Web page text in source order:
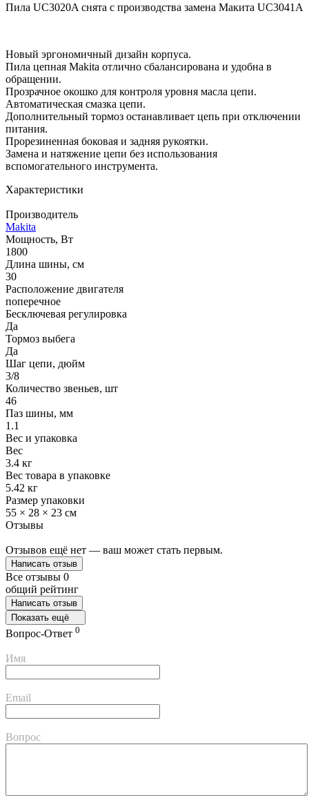
Пила UC3020A снята с производства замена Макита UC3041A
Новый эргономичный дизайн корпуса.
Пила цепная Makita отлично сбалансирована и удобна в
обращении.
Прозрачное окошко для контроля уровня масла цепи.
Автоматическая смазка цепи.
Дополнительный тормоз останавливает цепь при отключении
питания.
Прорезиненная боковая и задняя рукоятки.
Замена и натяжение цепи без использования
вспомогательного инструмента.
Характеристики
Производитель
Makita
Мощность, Вт
1800
Длина шины, см
30
Расположение двигателя
поперечное
Бесключевая регулировка
Да
Тормоз выбега
Да
Шаг цепи, дюйм
3/8
Количество звеньев, шт
46
Паз шины, мм
1.1
Вес и упаковка
Вес
3.4 кг
Вес товара в упаковке
5.42 кг
Размер упаковки
55 × 28 × 23 см
Отзывы
Отзывов ещё нет — ваш может стать первым.
Написать отзыв
Все отзывы 0
общий рейтинг
Написать отзыв
Показать ещё
Вопрос-Ответ 0
Имя
Email
Вопрос